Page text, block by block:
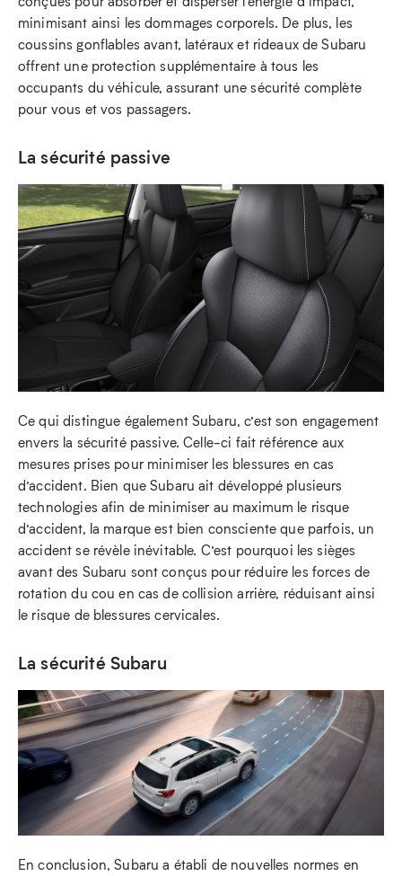
minimisant ainsi les dommages corporels. De plus, les
coussins gonflables avant, latéraux et rideaux de Subaru
offrent une protection supplémentaire à tous les
occupants du véhicule, assurant une sécurité complète
pour vous et vos passagers.
La sécurité passive
Ce qui distingue également Subaru, c’est son engagement
envers la sécurité passive. Celle-ci fait référence aux
mesures prises pour minimiser les blessures en cas
d’accident. Bien que Subaru ait développé plusieurs
technologies afin de minimiser au maximum le risque
d’accident, la marque est bien consciente que parfois, un
accident se révèle inévitable. C’est pourquoi les sièges
avant des Subaru sont conçus pour réduire les forces de
rotation du cou en cas de collision arrière, réduisant ainsi
le risque de blessures cervicales.
La sécurité Subaru
En conclusion, Subaru a établi de nouvelles normes en